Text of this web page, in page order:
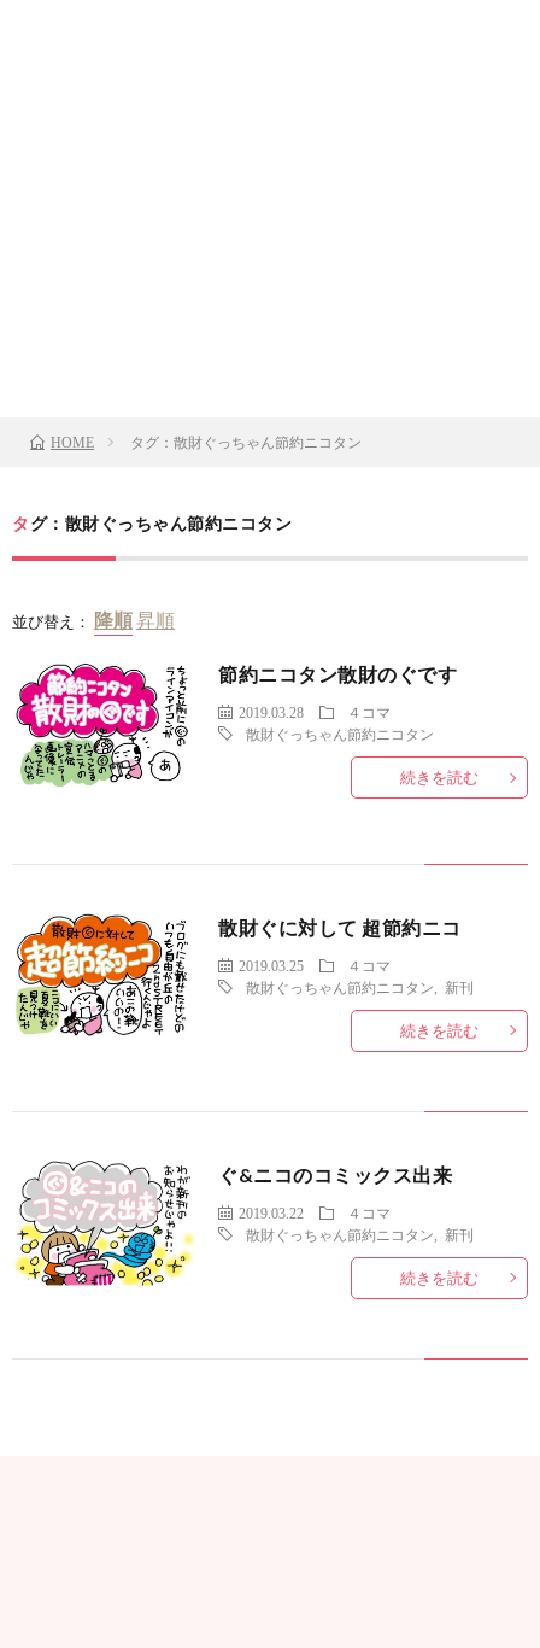
HOME タグ：散財ぐっちゃん節約ニコタン
タグ：散財ぐっちゃん節約ニコタン
並び替え：
節約ニコタン散財のぐです
2019.03.28
４コマ
散財ぐっちゃん節約ニコタン
続きを読む
散財ぐに対して 超節約ニコ
2019.03.25
４コマ
散財ぐっちゃん節約ニコタン
新刊
続きを読む
ぐ&ニコのコミックス出来
2019.03.22
４コマ
散財ぐっちゃん節約ニコタン
新刊
続きを読む